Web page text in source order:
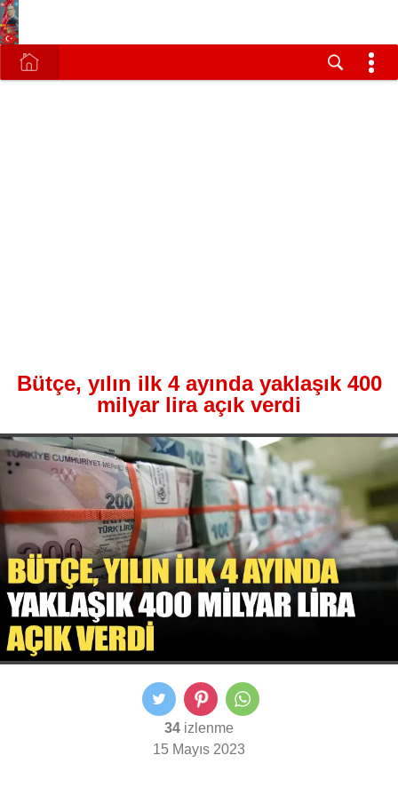
Bütçe, yılın ilk 4 ayında yaklaşık 400
milyar lira açık verdi
34 izlenme
15 Mayıs 2023